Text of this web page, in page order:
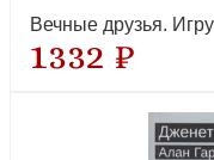
Вечные друзья.
1332 ₽